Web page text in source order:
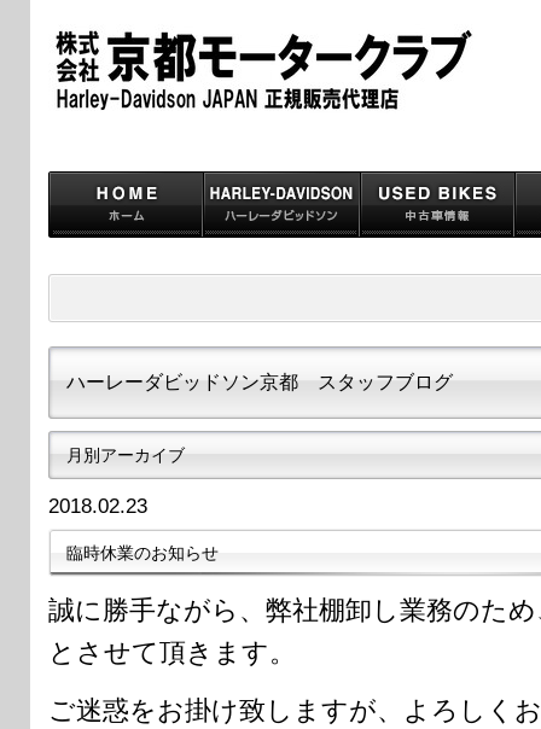
ハーレーダビッドソン京都 スタッフブログ
月別アーカイブ
2018.02.23
臨時休業のお知らせ
誠に勝手ながら、弊社棚卸し業務のた
とさせて頂きます。
ご迷惑をお掛け致しますが、よろしく